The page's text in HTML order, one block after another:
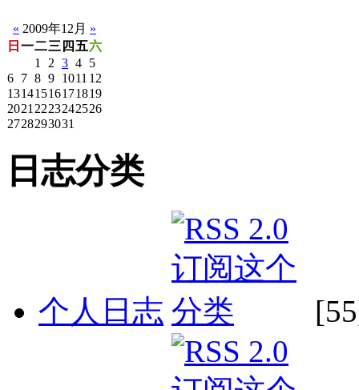
« 2009年12月 »
日 一二三 四 五六
1
2 3 4 5
6 7 8 9 1011 12
13141516171819
2021 2223242526
2728293031
日志分类
个人日志